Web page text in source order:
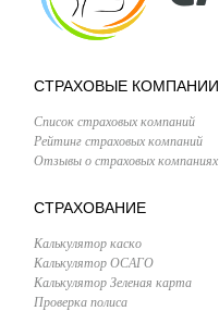
СТРАХОВЫЕ КОМПАНИИ
Список страховых компаний
Рейтинг страховых компаний
Отзывы о страховых компаниях
СТРАХОВАНИЕ
Калькулятор каско
Калькулятор ОСАГО
Калькулятор Зеленая карта
Проверка полиса